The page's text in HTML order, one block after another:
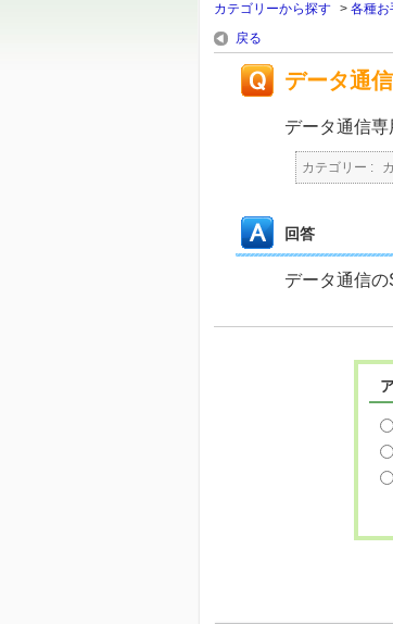
カテゴリーから探す > 各種お
戻る
データ通
データ通信
カテゴリー :
回答
データ通信